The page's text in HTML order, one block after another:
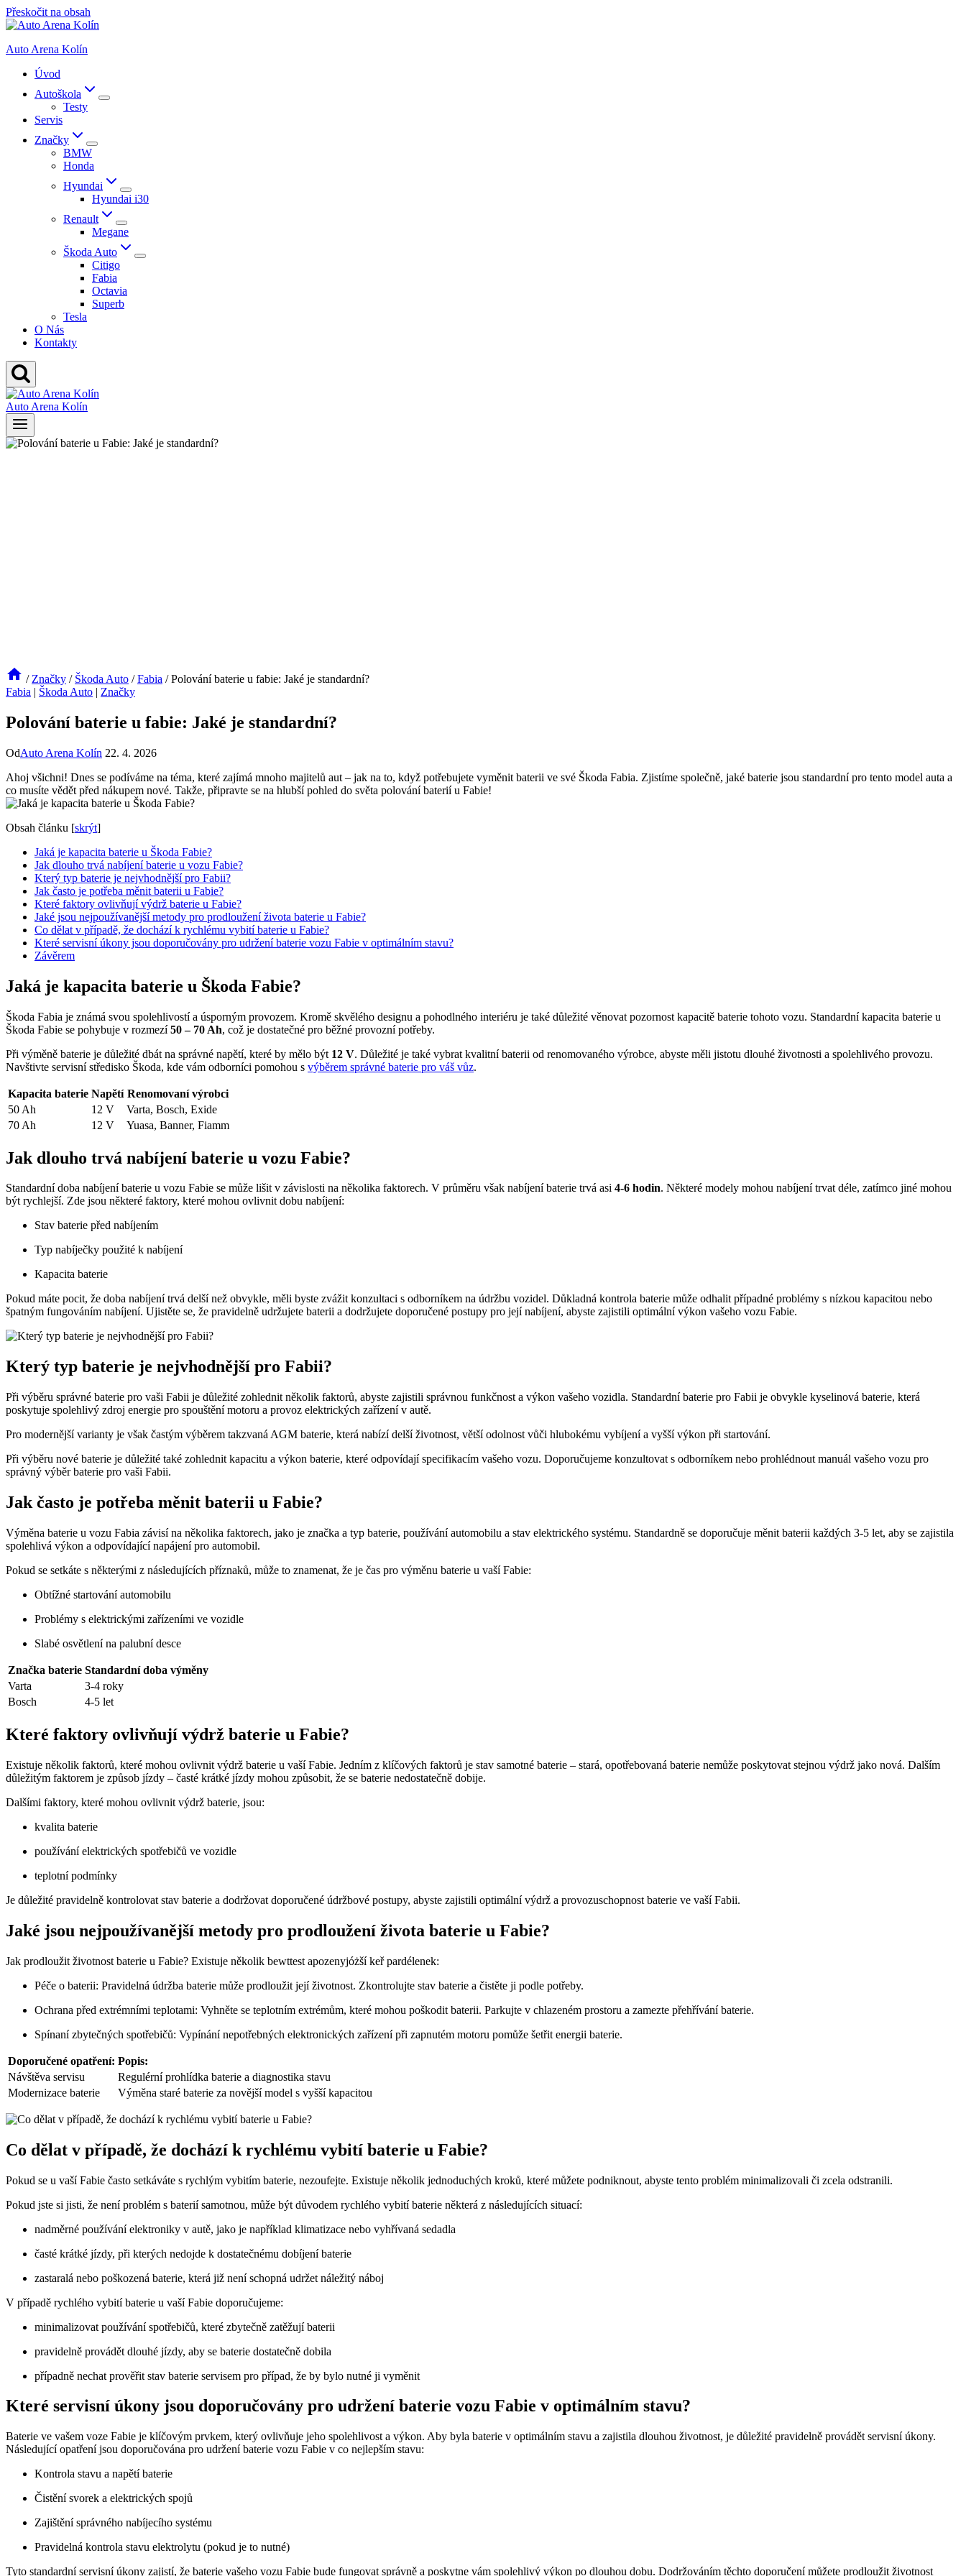
Přeskočit na obsah
Auto Arena Kolín
Úvod
Autoškola
Testy
Servis
Značky
BMW
Honda
Hyundai
Hyundai i30
Renault
Megane
Škoda Auto
Citigo
Fabia
Octavia
Superb
Tesla
O Nás
Kontakty
Auto Arena Kolín
/ Značky / Škoda Auto / Fabia / Polování baterie u fabie: Jaké je standardní?
Fabia | Škoda Auto | Značky
Polování baterie u fabie: Jaké je standardní?
OdAuto Arena Kolín 22. 4. 2026
Ahoj všichni! Dnes se podíváme na téma, které zajímá mnoho majitelů aut – jak na to, když potřebujete vyměnit baterii ve své Škoda Fabia. Zjistíme společně, jaké baterie jsou standardní pro tento model auta a
co musíte vědět před nákupem nové. Takže, připravte se na hlubší pohled do světa polování baterií u Fabie!
Obsah článku [skrýt]
Jaká je kapacita baterie u Škoda Fabie?
Jak dlouho trvá nabíjení baterie u vozu Fabie?
Který typ baterie je nejvhodnější pro Fabii?
Jak často je potřeba měnit baterii u Fabie?
Které faktory ovlivňují výdrž baterie u Fabie?
Jaké jsou nejpoužívanější metody pro prodloužení života baterie u Fabie?
Co dělat v případě, že dochází k rychlému vybití baterie u Fabie?
Které servisní úkony jsou doporučovány pro udržení baterie vozu Fabie v optimálním stavu?
Závěrem
Jaká je kapacita baterie u Škoda Fabie?
Škoda Fabia je známá svou spolehlivostí a úsporným provozem. Kromě skvělého designu a pohodlného interiéru je také důležité věnovat pozornost kapacitě baterie tohoto vozu. Standardní kapacita baterie u
Škoda Fabie se pohybuje v rozmezí50 – 70 Ah, což je dostatečné pro běžné provozní potřeby.
Při výměně baterie je důležité dbát na správné napětí, které by mělo být 12 V. Důležité je také vybrat kvalitní baterii od renomovaného výrobce, abyste měli jistotu dlouhé životnosti a spolehlivého provozu.
Navštivte servisní středisko Škoda, kde vám odborníci pomohou s výběrem správné baterie pro váš vůz.
Kapacita baterie Napětí Renomovaní výrobci
50 Ah
12 V
Varta, Bosch, Exide
70 Ah
12 V Yuasa, Banner, Fiamm
Jak dlouho trvá nabíjení baterie u vozu Fabie?
Standardní doba nabíjení baterie u vozu Fabie se může lišit v závislosti na několika faktorech. V průměru však nabíjení baterie trvá asi 4-6 hodin. Některé modely mohou nabíjení trvat déle, zatímco jiné mohou
být rychlejší. Zde jsou některé faktory, které mohou ovlivnit dobu nabíjení:
Stav baterie před nabíjením
Typ nabíječky použité k nabíjení
Kapacita baterie
Pokud máte pocit, že doba nabíjení trvá delší než obvykle, měli byste zvážit konzultaci s odborníkem na údržbu vozidel. Důkladná kontrola baterie může odhalit případné problémy s nízkou kapacitou nebo
špatným fungováním nabíjení. Ujistěte se, že pravidelně udržujete baterii a dodržujete doporučené postupy pro její nabíjení, abyste zajistili optimální výkon vašeho vozu Fabie.
Který typ baterie je nejvhodnější pro Fabii?
Při výběru správné baterie pro vaši Fabii je důležité zohlednit několik faktorů, abyste zajistili správnou funkčnost a výkon vašeho vozidla. Standardní baterie pro Fabii je obvykle kyselinová baterie, která
poskytuje spolehlivý zdroj energie pro spouštění motoru a provoz elektrických zařízení v autě.
Pro modernější varianty je však častým výběrem takzvaná AGM baterie, která nabízí delší životnost, větší odolnost vůči hlubokému vybíjení a vyšší výkon při startování.
Při výběru nové baterie je důležité také zohlednit kapacitu a výkon baterie, které odpovídají specifikacím vašeho vozu. Doporučujeme konzultovat s odborníkem nebo prohlédnout manuál vašeho vozu pro
správný výběr baterie pro vaši Fabii.
Jak často je potřeba měnit baterii u Fabie?
Výměna baterie u vozu Fabia závisí na několika faktorech, jako je značka a typ baterie, používání automobilu a stav elektrického systému. Standardně se doporučuje měnit baterii každých 3-5 let, aby se zajistila
spolehlivá výkon a odpovídající napájení pro automobil.
Pokud se setkáte s některými z následujících příznaků, může to znamenat, že je čas pro výměnu baterie u vaší Fabie:
Obtížné startování automobilu
Problémy s elektrickými zařízeními ve vozidle
Slabé osvětlení na palubní desce
Značka baterie Standardní doba výměny
Varta
3-4 roky
Bosch
4-5 let
Které faktory ovlivňují výdrž baterie u Fabie?
Existuje několik faktorů, které mohou ovlivnit výdrž baterie u vaší Fabie. Jedním z klíčových faktorů je stav samotné baterie – stará, opotřebovaná baterie nemůže poskytovat stejnou výdrž jako nová. Dalším
důležitým faktorem je způsob jízdy – časté krátké jízdy mohou způsobit, že se baterie nedostatečně dobije.
Dalšími faktory, které mohou ovlivnit výdrž baterie, jsou:
kvalita baterie
používání elektrických spotřebičů ve vozidle
teplotní podmínky
Je důležité pravidelně kontrolovat stav baterie a dodržovat doporučené údržbové postupy, abyste zajistili optimální výdrž a provozuschopnost baterie ve vaší Fabii.
Jaké jsou nejpoužívanější metody pro prodloužení života baterie u Fabie?
Jak prodloužit životnost baterie u Fabie? Existuje několik bewttest apozenyjóżší keř pardélenek:
Péče o baterii: Pravidelná údržba baterie může prodloužit její životnost. Zkontrolujte stav baterie a čistěte ji podle potřeby.
Ochrana před extrémními teplotami: Vyhněte se teplotním extrémům, které mohou poškodit baterii. Parkujte v chlazeném prostoru a zamezte přehřívání baterie.
Spínaní zbytečných spotřebičů: Vypínání nepotřebných elektronických zařízení při zapnutém motoru pomůže šetřit energii baterie.
Doporučené opatření: Popis:
Návštěva servisu
Regulérní prohlídka baterie a diagnostika stavu
Modernizace baterie
Výměna staré baterie za novější model s vyšší kapacitou
Co dělat v případě, že dochází k rychlému vybití baterie u Fabie?
Pokud se u vaší Fabie často setkáváte s rychlým vybitím baterie, nezoufejte. Existuje několik jednoduchých kroků, které můžete podniknout, abyste tento problém minimalizovali či zcela odstranili.
Pokud jste si jisti, že není problém s baterií samotnou, může být důvodem rychlého vybití baterie některá z následujících situací:
nadměrné používání elektroniky v autě, jako je například klimatizace nebo vyhřívaná sedadla
časté krátké jízdy, při kterých nedojde k dostatečnému dobíjení baterie
zastaralá nebo poškozená baterie, která již není schopná udržet náležitý náboj
V případě rychlého vybití baterie u vaší Fabie doporučujeme:
minimalizovat používání spotřebičů, které zbytečně zatěžují baterii
pravidelně provádět dlouhé jízdy, aby se baterie dostatečně dobila
případně nechat prověřit stav baterie servisem pro případ, že by bylo nutné ji vyměnit
Které servisní úkony jsou doporučovány pro udržení baterie vozu Fabie v optimálním stavu?
Baterie ve vašem voze Fabie je klíčovým prvkem, který ovlivňuje jeho spolehlivost a výkon. Aby byla baterie v optimálním stavu a zajistila dlouhou životnost, je důležité pravidelně provádět servisní úkony.
Následující opatření jsou doporučována pro udržení baterie vozu Fabie v co nejlepším stavu:
Kontrola stavu a napětí baterie
Čistění svorek a elektrických spojů
Zajištění správného nabíjecího systému
Pravidelná kontrola stavu elektrolytu (pokud je to nutné)
Tyto standardní servisní úkony zajistí, že baterie vašeho vozu Fabie bude fungovat správně a poskytne vám spolehlivý výkon po dlouhou dobu. Dodržováním těchto doporučení můžete prodloužit životnost